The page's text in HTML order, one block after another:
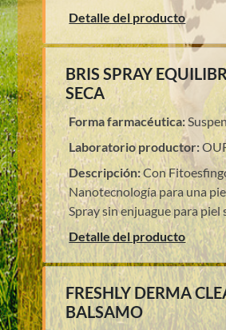
Detalle del producto
BRIS SPRAY
SECA
Forma farmacéutica:
Laboratorio productor:
Descripción:Con
Nanotecnología para una
Spray sin enjuague para piel
Detalle del producto
FRESHLY DERMA
BALSAMO